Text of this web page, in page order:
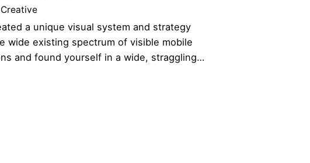
Creative
a unique visual system and strategy
wide existing spectrum of visible mobile
and found yourself in a wide, straggling…